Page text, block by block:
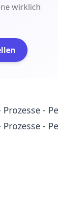
wirklich
-
-